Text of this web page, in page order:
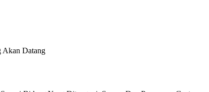
Akan Datang